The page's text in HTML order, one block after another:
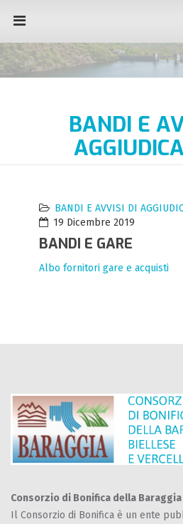
BANDI E
BANDI E AVVISI DI
19 Dicembre 2019
BANDI E GARE
Albo fornitori gare e acquisti
Consorzio di Bonifica della
Il Consorzio di Bonifica è un ente